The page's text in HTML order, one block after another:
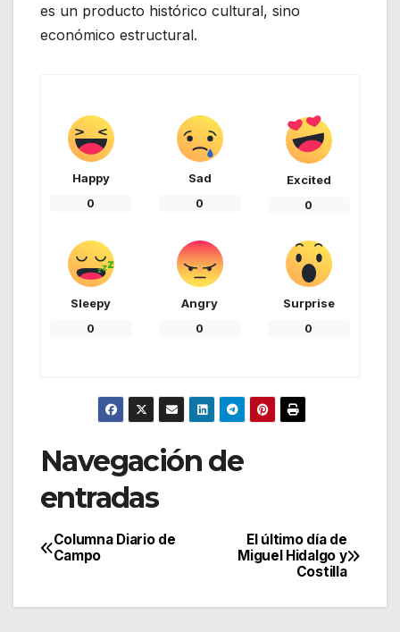
es un producto histórico cultural, sino
económico estructural.
Happy
0
Sad
0
Excited
0
Sleepy
0
Angry
0
Surprise
0
Navegación de
entradas
El último día de
Miguel Hidalgo y
Costilla
Columna Diario de
Campo